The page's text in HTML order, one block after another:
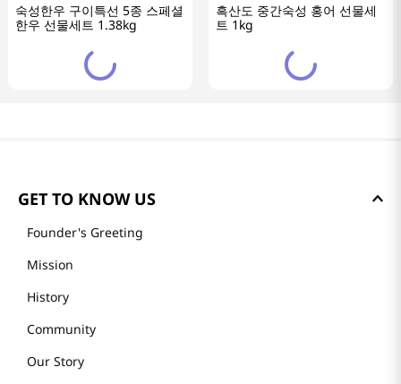
숙성한우 구이특선 5종 스페셜
한우 선물세트 1.38kg
흑산도 중간숙성 홍어 선물세
트 1kg
GET TO KNOW US
Founder's Greeting
Mission
History
Community
Our Story